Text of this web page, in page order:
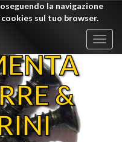
la navigazione
sul tuo browser.
&